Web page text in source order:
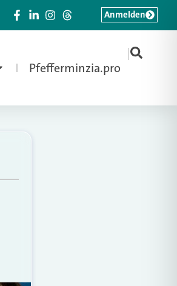
Pfefferminzia.pro
|
Anmelden